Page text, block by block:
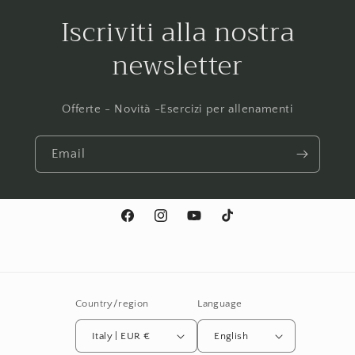
Iscriviti alla nostra
newsletter
Offerte - Novità -Esercizi per allenamenti
Email
FacebookInstagramYouTubeTikTok
Country/region
Italy | EUR €
Language
English